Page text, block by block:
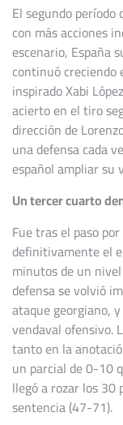
El segundo
con más acciones
escenario, España
continuó creciendo
inspirado Xabi
acierto en el tiro
dirección de
una defensa cada
español ampliar su
Un tercer cuarto
Fue tras el paso
definitivamente el
minutos de un
defensa se volvió
ataque georgiano,
vendaval ofensivo.
tanto en la
un parcial de 0-10
llegó a rozar los
sentencia (47-71).